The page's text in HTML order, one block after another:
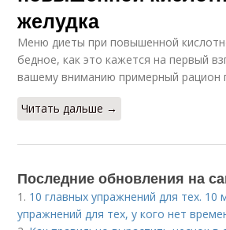
желудка
Меню диеты при повышенной
бедное, как это кажется на первый
вашему вниманию примерный рацион
Читать дальше →
Последние обновления на
1. 10 главных упражнений для тех. 10
упражнений для тех, у кого нет